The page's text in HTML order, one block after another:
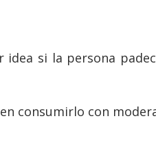
si la persona
consumirlo con